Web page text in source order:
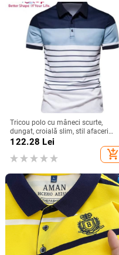
Tricou polo cu mâneci scurte,
dungat, croială slim, stil afaceri
ușor
122.28 Lei
add_shopping_cart